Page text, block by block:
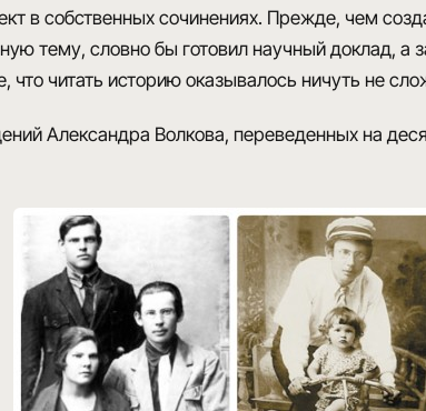
в собственных сочинениях. Прежде, чем
тему, словно бы готовил научный доклад, а
читать историю оказывалось ничуть не
Александра Волкова, переведенных на